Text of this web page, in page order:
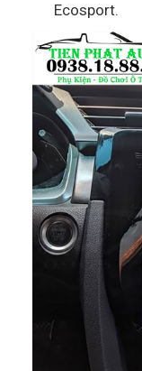
Ecosport.